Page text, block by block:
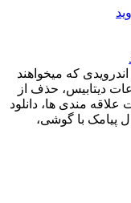
که میخواهند
دیتابیس، حذف از
مندی ها، دانلود
پیامک با گوشی،